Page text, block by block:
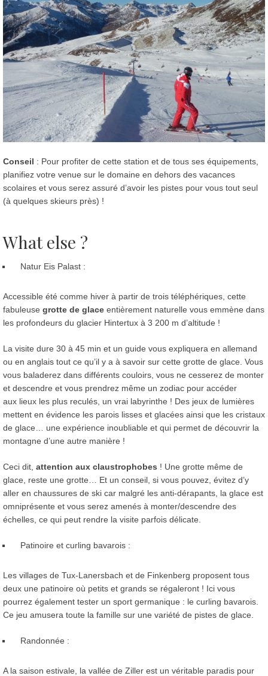
Conseil : Pour profiter de cette station et de tous ses équipements,
planifiez votre venue sur le domaine en dehors des vacances
scolaires et vous serez assuré d’avoir les pistes pour vous tout seul
(à quelques skieurs près) !
What else ?
Natur Eis Palast :
Accessible été comme hiver à partir de trois téléphériques, cette
fabuleuse grotte de glace entièrement naturelle vous emmène dans
les profondeurs du glacier Hintertux à 3 200 m d’altitude !
La visite dure 30 à 45 min et un guide vous expliquera en allemand
ou en anglais tout ce qu’il y a à savoir sur cette grotte de glace. Vous
vous baladerez dans différents couloirs, vous ne cesserez de monter
et descendre et vous prendrez même un zodiac pour accéder
aux lieux les plus reculés, un vrai labyrinthe ! Des jeux de lumières
mettent en évidence les parois lisses et glacées ainsi que les cristaux
de glace… une expérience inoubliable et qui permet de découvrir la
montagne d’une autre manière !
Ceci dit, attention aux claustrophobes ! Une grotte même de
glace, reste une grotte… Et un conseil, si vous pouvez, évitez d’y
aller en chaussures de ski car malgré les anti-dérapants, la glace est
omniprésente et vous serez amenés à monter/descendre des
échelles, ce qui peut rendre la visite parfois délicate.
Patinoire et curling bavarois :
Les villages de Tux-Lanersbach et de Finkenberg proposent tous
deux une patinoire où petits et grands se régaleront ! Ici vous
pourrez également tester un sport germanique : le curling bavarois.
Ce jeu amusera toute la famille sur une variété de pistes de glace.
Randonnée :
A la saison estivale, la vallée de Ziller est un véritable paradis pour